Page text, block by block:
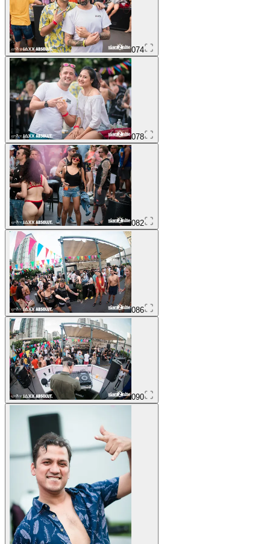
074
078
082
086
090